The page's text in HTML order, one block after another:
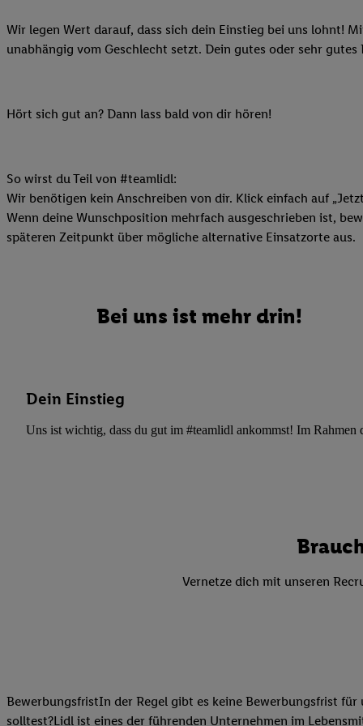
Wir legen Wert darauf, dass sich dein Einstieg bei uns lohnt!
unabhängig vom Geschlecht setzt. Dein gutes oder sehr
Hört sich gut an? Dann lass bald von dir hören!
So wirst du Teil von #teamlidl:
Wir benötigen kein Anschreiben von dir. Klick einfach auf
Wenn deine Wunschposition mehrfach ausgeschrieben ist,
späteren Zeitpunkt über mögliche alternative Einsatzorte aus.
Bei uns ist mehr drin!
Dein Einstieg
Uns ist wichtig, dass du gut im #teamlidl ankommst! Im Rahmen
Vernetze dich mit unseren
BewerbungsfristIn der Regel gibt es keine Bewerbungsfrist
solltest?Lidl ist eines der führenden Unternehmen im
auch Ihre in einen
Zudem erlauben Sie
Adresse und einer
Möglichkeit, Ihre
(„consenthub“)
oder
Klick auf
sämtlicher genannten
Gewährleistung der
oder Zugriff auf
reduzierter Daten